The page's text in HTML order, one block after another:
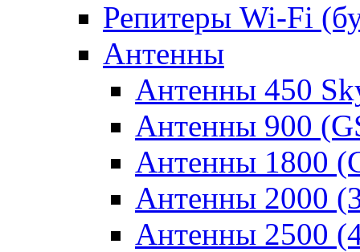
Репитеры Wi-Fi
Антенны
Антенны 450
Антенны 900
Антенны 1800
Антенны 2000
Антенны 2500